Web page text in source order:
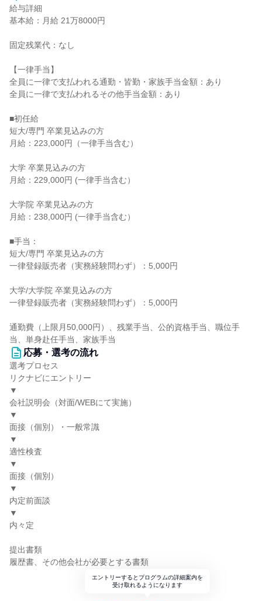
給与詳細
基本給：月給 21万8000円
固定残業代：なし
【一律手当】
全員に一律で支払われる通勤・皆勤・家族手当金額：あり
全員に一律で支払われるその他手当金額：あり
■初任給
短大/専門 卒業見込みの方
月給：223,000円（一律手当含む）
大学 卒業見込みの方
月給：229,000円 (一律手当含む）
大学院 卒業見込みの方
月給：238,000円 (一律手当含む）
■手当：
短大/専門 卒業見込みの方
一律登録販売者（実務経験問わず）：5,000円
大学/大学院 卒業見込みの方
一律登録販売者（実務経験問わず）：5,000円
通勤費（上限月50,000円）、残業手当、公的資格手当、職位手
当、単身赴任手当、家族手当
応募・選考の流れ
選考プロセス
リクナビにエントリー
▼
会社説明会（対面/WEBにて実施）
▼
面接（個別）・一般常識
▼
適性検査
▼
面接（個別）
▼
内定前面談
▼
内々定
提出書類
履歴書、その他会社が必要とする書類
エントリーするとプログラムの詳細案内を
受け取れるようになります